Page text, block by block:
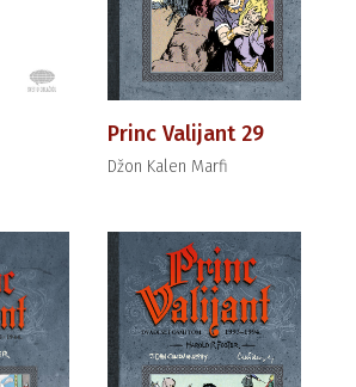
Princ Valijant 29
Džon Kalen Marfi